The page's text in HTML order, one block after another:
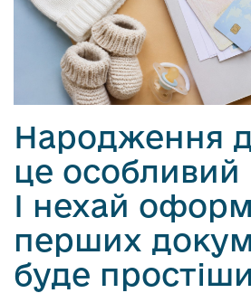
Народження
це
І нехай
перших
буде